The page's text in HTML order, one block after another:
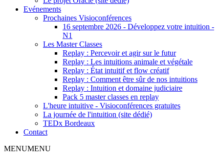
Evénements
Prochaines Visioconférences
16 septembre 2026 - Développez votre intuition -
N1
Les Master Classes
Replay : Percevoir et agir sur le futur
Replay : Les intuitions animale et végétale
Replay : État intuitif et flow créatif
Replay : Comment être sûr de nos intuitions
Replay : Intuition et domaine judiciaire
Pack 5 master classes en replay
L'heure intuitive - Visioconférences gratuites
La journée de l'intuition (site dédié)
TEDx Bordeaux
Contact
MENUMENU